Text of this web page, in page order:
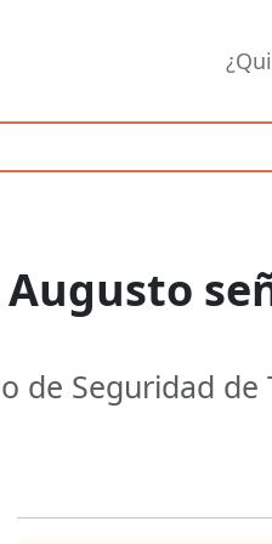
de Seguridad de